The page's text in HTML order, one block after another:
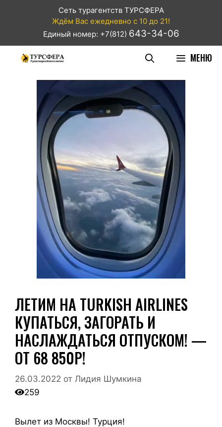
Сеть турагентств ТУРСФЕРА
Ждём Вас ежедневно с 10 до 21!
Единый номер: +7(812) 643-34-06
МЕНЮ
ЛЕТИМ НА TURKISH AIRLINES
КУПАТЬСЯ, ЗАГОРАТЬ И
НАСЛАЖДАТЬСЯ ОТПУСКОМ! —
ОТ 68 850Р!
26.03.2022 от Лидия Шумкина
259
Вылет из Москвы! Турция!